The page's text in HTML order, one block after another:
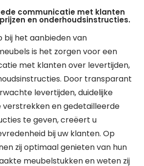
communicatie met klanten
en onderhoudsinstructies.
bij het aanbieden van
is het zorgen voor een
met klanten over levertijden,
Door transparant
levertijden, duidelijke
en gedetailleerde
te geven, creëert u
bij uw klanten. Op
zij optimaal genieten van hun
meubelstukken en weten zij